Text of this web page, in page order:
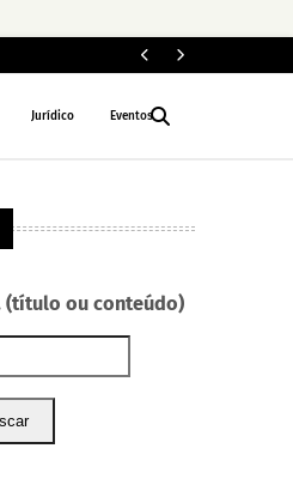
Jurídico Eventos
(título ou conteúdo)